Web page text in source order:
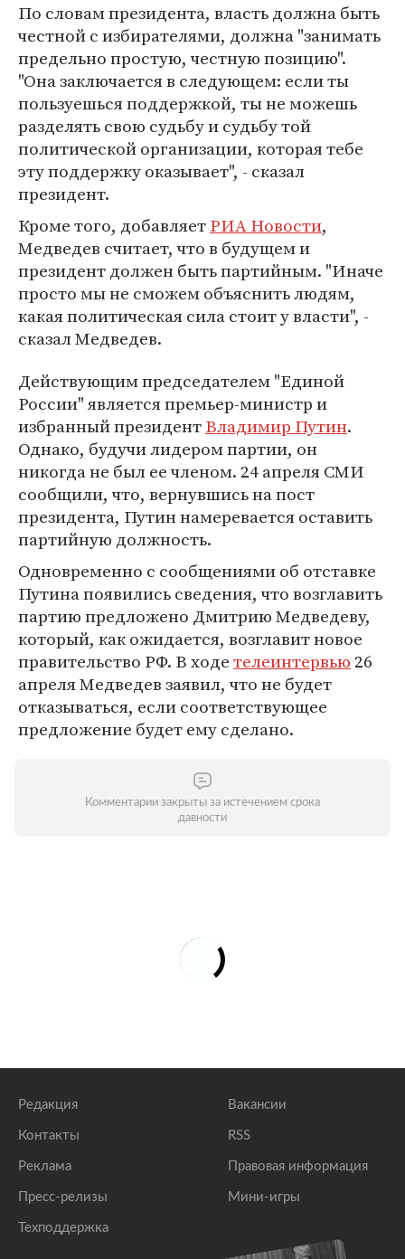
По словам президента, власть должна быть
честной с избирателями, должна "занимать
предельно простую, честную позицию".
"Она заключается в следующем: если ты
пользуешься поддержкой, ты не можешь
разделять свою судьбу и судьбу той
политической организации, которая тебе
эту поддержку оказывает", - сказал
президент.
Кроме того, добавляетРИА Новости,
Медведев считает, что в будущем и
президент должен быть партийным. "Иначе
просто мы не сможем объяснить людям,
какая политическая сила стоит у власти", -
сказал Медведев.
Действующим председателем "Единой
России" является премьер-министр и
избранный президентВладимир Путин.
Однако, будучи лидером партии, он
никогда не был ее членом. 24 апреля СМИ
сообщили, что, вернувшись на пост
президента, Путин намеревается оставить
партийную должность.
Одновременно с сообщениями об отставке
Путина появились сведения, что возглавить
партию предложено Дмитрию Медведеву,
который, как ожидается, возглавит новое
правительство РФ. В ходетелеинтервью26
апреля Медведев заявил, что не будет
отказываться, если соответствующее
предложение будет ему сделано.
Комментарии закрыты за истечением срока
давности
Редакция
Контакты
Реклама
Пресс-релизы
Техподдержка
Вакансии
RSS
Правовая информация
Мини-игры